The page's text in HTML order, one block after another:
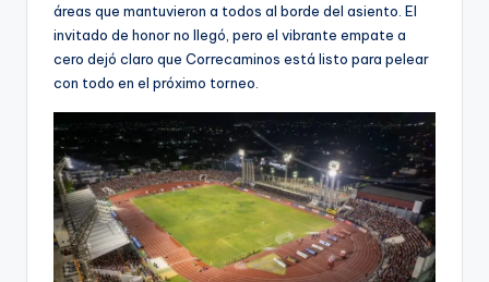
áreas que mantuvieron a todos al borde del asiento. El
invitado de honor no llegó, pero el vibrante empate a
cero dejó claro que Correcaminos está listo para pelear
con todo en el próximo torneo.